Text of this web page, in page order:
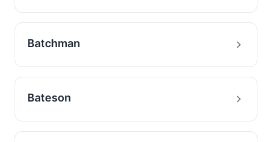
Batchman
Bateson